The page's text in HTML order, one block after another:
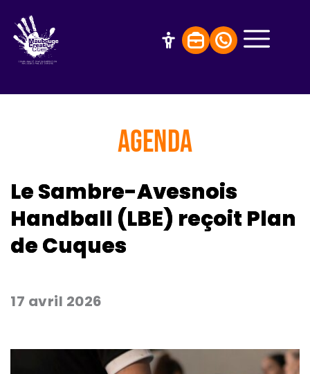
AGENDA
Le Sambre-Avesnois
Handball (LBE) reçoit Plan
de Cuques
17 avril 2026